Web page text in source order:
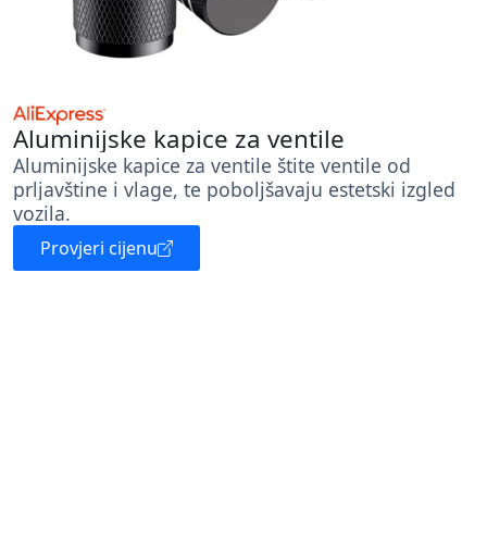
Aluminijske kapice za ventile
Aluminijske kapice za ventile štite ventile od
prljavštine i vlage, te poboljšavaju estetski izgled
vozila.
Provjeri cijenu